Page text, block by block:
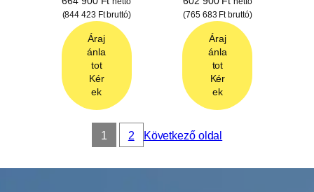
(844 423 Ftbruttó)
Áraj
ánla
tot
Kér
ek
(765 683 Ftbruttó)
Áraj
ánla
tot
Kér
ek
1 2 Következő oldal